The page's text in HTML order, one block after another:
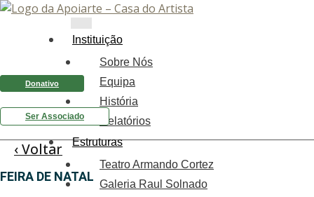
Instituição
Sobre Nós
Equipa
História
Relatórios
Estruturas
Teatro Armando Cortez
Galeria Raul Solnado
Donativo
Ser Associado
‹ Voltar
FEIRA DE NATAL